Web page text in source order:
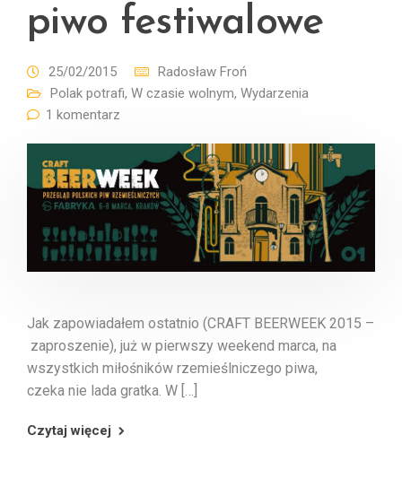
piwo festiwalowe
25/02/2015
Radosław Froń
Polak potrafi, W czasie wolnym, Wydarzenia
1 komentarz
Jak zapowiadałem ostatnio (CRAFT BEERWEEK 2015 –
zaproszenie), już w pierwszy weekend marca, na
wszystkich miłośników rzemieślniczego piwa,
czeka nie lada gratka. W […]
Czytaj więcej